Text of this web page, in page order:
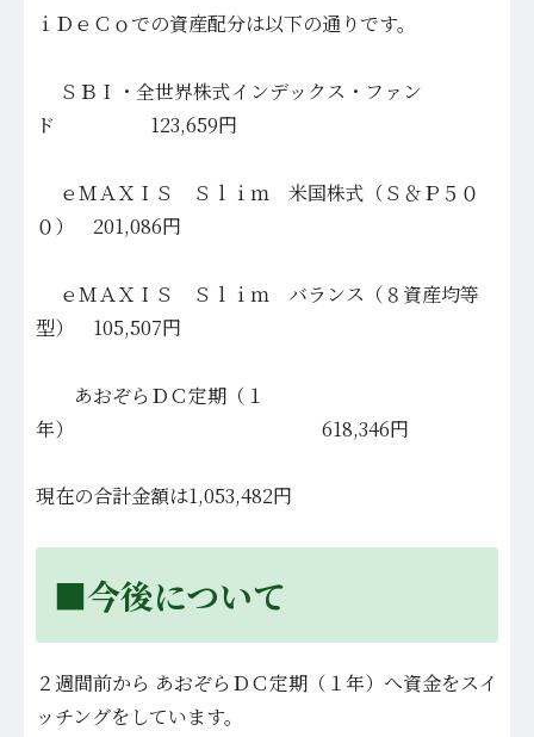
ｉＤｅＣｏでの資産配分は以下の通りです。
ＳＢＩ・全世界株式インデックス・ファン
ド 123,659円
ｅＭＡＸＩＳ Ｓｌｉｍ 米国株式（Ｓ＆Ｐ５０
０） 201,086円
ｅＭＡＸＩＳ Ｓｌｉｍ バランス（８資産均等
型） 105,507円
あおぞらＤＣ定期（１
年） 618,346円
現在の合計金額は1,053,482円
■今後について
２週間前から あおぞらＤＣ定期（１年）へ資金をスイ
ッチングをしています。